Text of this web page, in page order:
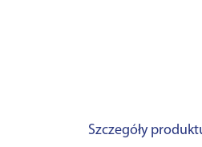
Szczegóły